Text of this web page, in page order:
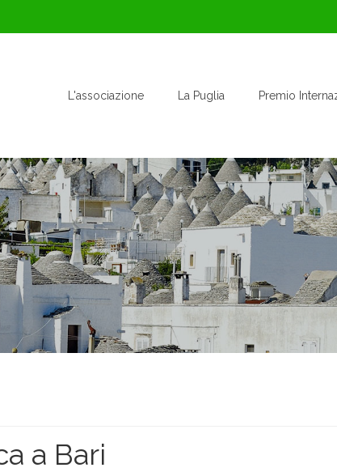
L'associazione La Puglia Premio
a Bari